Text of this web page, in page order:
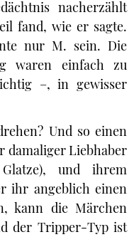
nacherzählt
fand, wie er sagte.
nur M. sein. Die
waren einfach zu
–, in gewisser
Und so einen
damaliger Liebhaber
und ihrem
ihr angeblich einen
kann die Märchen
der Tripper-Typ ist